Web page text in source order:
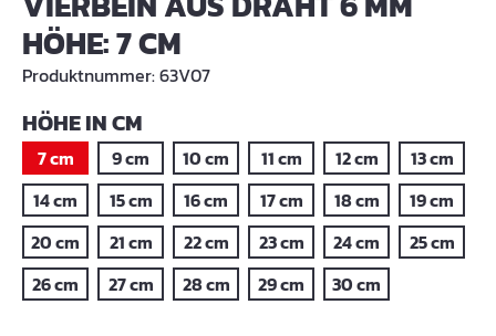
HÖHE: 7 CM
Produktnummer:63V07
HÖHE IN CMAUSWÄHLEN
7 cm 9 cm 10 cm 11 cm 12 cm
13 cm
14 cm
15 cm 16 cm 17 cm 18 cm
19 cm
20 cm
21 cm 22 cm 23 cm 24 cm
25 cm
26 cm
27 cm 28 cm 29 cm 30 cm